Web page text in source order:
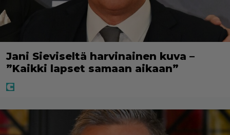
Jani Sieviseltä harvinainen kuva –
”Kaikki lapset samaan aikaan”